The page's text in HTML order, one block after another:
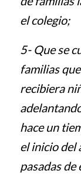
el colegio;
5- Que se
familias
recibiera
hace un
el inicio
pasadas